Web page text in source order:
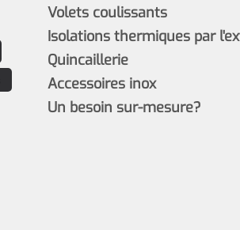
Volets coulissants
Isolations thermiques par
Quincaillerie
Accessoires inox
Un besoin sur-mesure?